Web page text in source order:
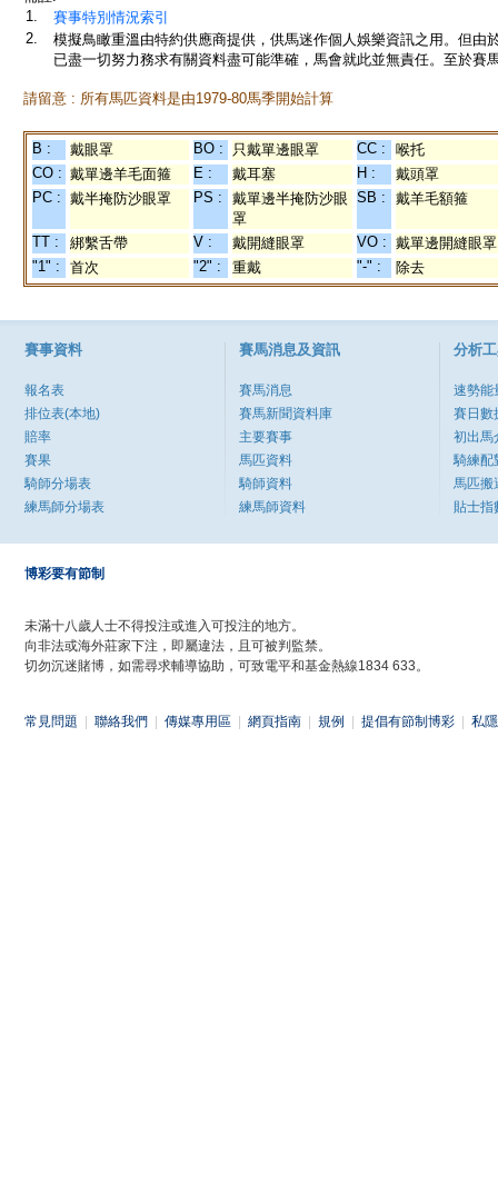
1.
賽事特別情況索引
2.
模擬鳥瞰重溫由特約供應商提供，供馬迷作個人娛樂資訊之用。但
已盡一切努力務求有關資料盡可能準確，馬會就此並無責任。至於賽
請留意 : 所有馬匹資料是由1979-80馬季開始計算
B : 戴眼罩 BO : 只戴單邊眼罩 CC :
喉托
CO : 戴單邊羊毛面箍 E : 戴耳塞 H :
戴頭罩
PC : 戴半掩防沙眼罩 PS :
戴單邊半掩防沙眼
罩
SB : 戴羊毛額箍
TT : 綁繫舌帶 V : 戴開縫眼罩 VO : 戴單邊開縫眼罩
"1" :
首次 "2" : 重戴 "-" : 除去
賽事資料
報名表
排位表(本地)
賠率
賽果
騎師分場表
練馬師分場表
賽馬消息及資訊
賽馬消息
賽馬新聞資料庫
主要賽事
馬匹資料
騎師資料
練馬師資料
分析
速勢能
賽日數
初出馬
騎練配
馬匹搬
貼士指
博彩要有節制
未滿十八歲人士不得投注或進入可投注的地方。
向非法或海外莊家下注，即屬違法，且可被判監禁。
切勿沉迷賭博，如需尋求輔導協助，可致電平和基金熱線1834 633。
常見問題 聯絡我們 傳媒專用區 網頁指南 規例 提倡有節制博彩 私